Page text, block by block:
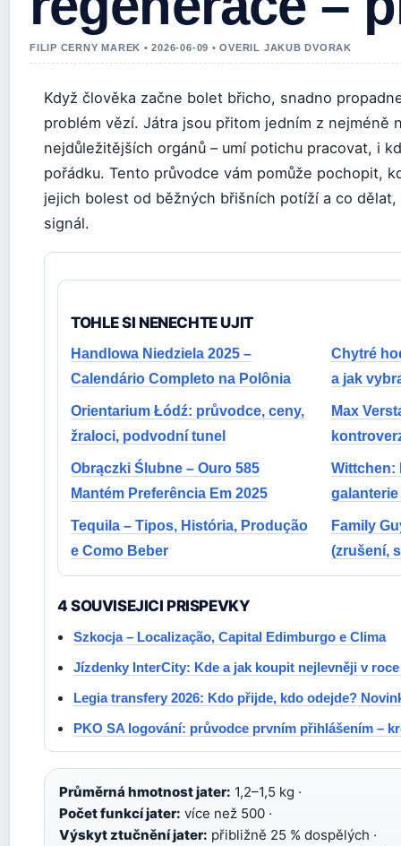
FILIP CERNY MAREK • 2026-06-09 • OVERIL JAKUB DVORAK
Když člověka začne bolet břicho, snadno
problém vězí. Játra jsou přitom jedním z nejméně
nejdůležitějších orgánů – umí potichu pracovat, i
pořádku. Tento průvodce vám pomůže pochopit,
jejich bolest od běžných břišních potíží a co
signál.
TOHLE SI NENECHTE UJIT
Handlowa Niedziela 2025 –
Calendário Completo na Polônia
Chytré
a jak
Orientarium Łódź: průvodce, ceny,
žraloci, podvodní tunel
Max
Obrączki Ślubne – Ouro 585
Mantém Preferência Em 2025
Wittchen:
galanterie
Tequila – Tipos, História, Produção
e Como Beber
Family
(zrušení,
4 SOUVISEJICI PRISPEVKY
Szkocja – Localização, Capital Edimburgo e Clima
Jízdenky InterCity: Kde a jak koupit nejlevněji v roce
Legia transfery 2026: Kdo přijde, kdo odejde?
PKO SA logování: průvodce prvním přihlášením –
Průměrná hmotnost jater: 1,2–1,5 kg ·
Počet funkcí jater: více než 500 ·
Výskyt ztučnění jater: přibližně 25 % dospělých ·